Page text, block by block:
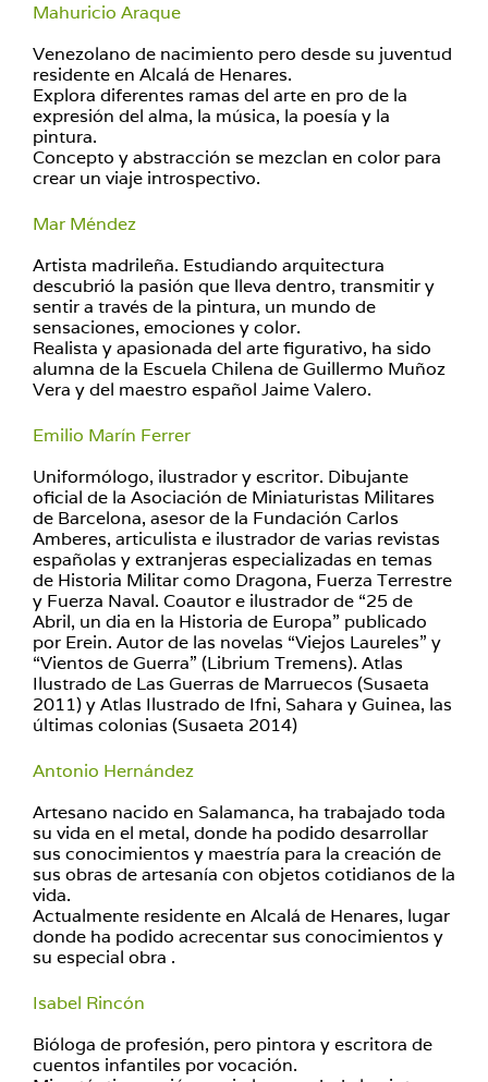
Mahuricio Araque
Venezolano de nacimiento pero desde su juventud
residente en Alcalá de Henares.
Explora diferentes ramas del arte en pro de la
expresión del alma, la música, la poesía y la
pintura.
Concepto y abstracción se mezclan en color para
crear un viaje introspectivo.
Mar Méndez
Artista madrileña. Estudiando arquitectura
descubrió la pasión que lleva dentro, transmitir y
sentir a través de la pintura, un mundo de
sensaciones, emociones y color.
Realista y apasionada del arte figurativo, ha sido
alumna de la Escuela Chilena de Guillermo Muñoz
Vera y del maestro español Jaime Valero.
Emilio Marín Ferrer
Uniformólogo, ilustrador y escritor. Dibujante
oficial de la Asociación de Miniaturistas Militares
de Barcelona, asesor de la Fundación Carlos
Amberes, articulista e ilustrador de varias revistas
españolas y extranjeras especializadas en temas
de Historia Militar como Dragona, Fuerza Terrestre
y Fuerza Naval. Coautor e ilustrador de “25 de
Abril, un dia en la Historia de Europa” publicado
por Erein. Autor de las novelas “Viejos Laureles” y
“Vientos de Guerra” (Librium Tremens). Atlas
Ilustrado de Las Guerras de Marruecos (Susaeta
2011) y Atlas Ilustrado de Ifni, Sahara y Guinea, las
últimas colonias (Susaeta 2014)
Antonio Hernández
Artesano nacido en Salamanca, ha trabajado toda
su vida en el metal, donde ha podido desarrollar
sus conocimientos y maestría para la creación de
sus obras de artesanía con objetos cotidianos de la
vida.
Actualmente residente en Alcalá de Henares, lugar
donde ha podido acrecentar sus conocimientos y
su especial obra .
Isabel Rincón
Bióloga de profesión, pero pintora y escritora de
cuentos infantiles por vocación.